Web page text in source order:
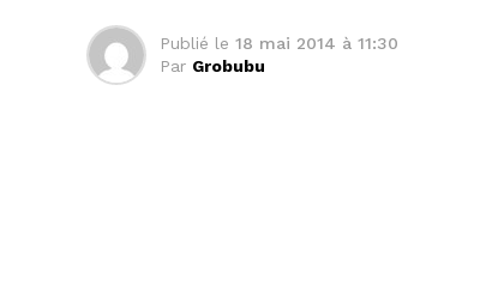
Publié le 18 mai 2014 à 11:30
Par Grobubu